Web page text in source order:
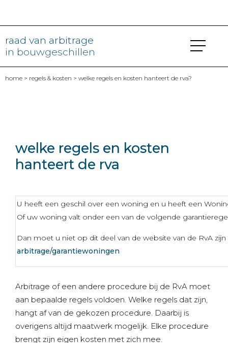
raad van arbitrage
in bouwgeschillen
home > regels & kosten > welke regels en kosten hanteert de rva?
welke regels en kosten
hanteert de rva
U heeft een geschil over een woning en u heeft een
Of uw woning valt onder een van de volgende
Dan moet u niet op dit deel van de website van de RvA
arbitrage/garantiewoningen
Arbitrage of een andere procedure bij de RvA moet
aan bepaalde regels voldoen. Welke regels dat zijn,
hangt af van de gekozen procedure. Daarbij is
overigens altijd maatwerk mogelijk. Elke procedure
brengt zijn eigen kosten met zich mee.